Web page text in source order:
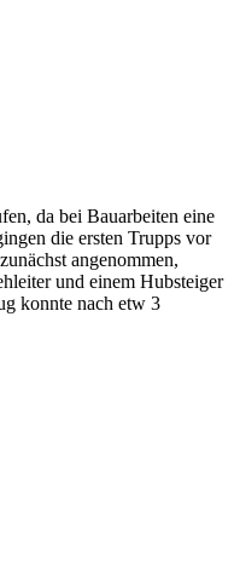
da bei Bauarbeiten eine
die ersten Trupps vor
angenommen,
und einem Hubsteiger
konnte nach etw 3